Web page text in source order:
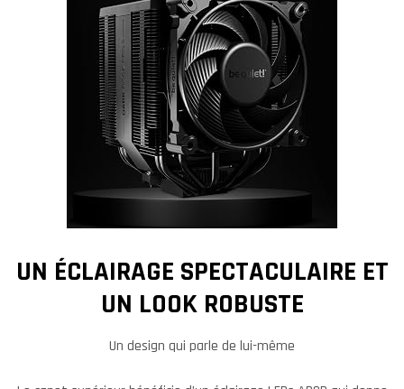
UN ÉCLAIRAGE SPECTACULAIRE ET
UN LOOK ROBUSTE
Un design qui parle de lui-même